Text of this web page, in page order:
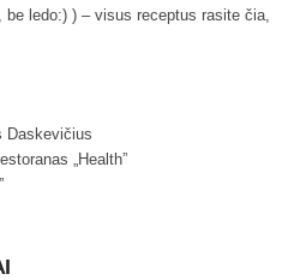
ledo:) ) – visus receptus rasite čia,
Daskevičius
„Health”